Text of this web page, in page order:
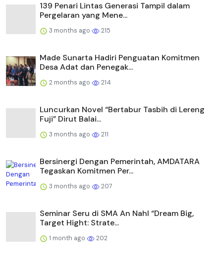
139 Penari Lintas Generasi Tampil dalam
Pergelaran yang Mene...
3 months ago 215
Made Sunarta Hadiri Penguatan Komitmen
Desa Adat dan Penegak...
2 months ago 214
Luncurkan Novel “Bertabur Tasbih di Lereng
Fuji” Dirut Balai...
3 months ago 211
Bersinergi Dengan Pemerintah, AMDATARA
Tegaskan Komitmen Per...
3 months ago 207
Seminar Seru di SMA An Nahl “Dream Big,
Target Hight: Strate...
1 month ago 202